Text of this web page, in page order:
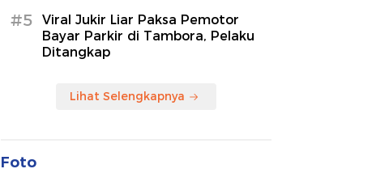
#5
Viral Jukir Liar Paksa Pemotor
Bayar Parkir di Tambora, Pelaku
Ditangkap
Lihat Selengkapnya
Foto